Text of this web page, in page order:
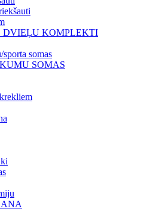
DVIEĻU KOMPLEKTI
somas
SOMAS